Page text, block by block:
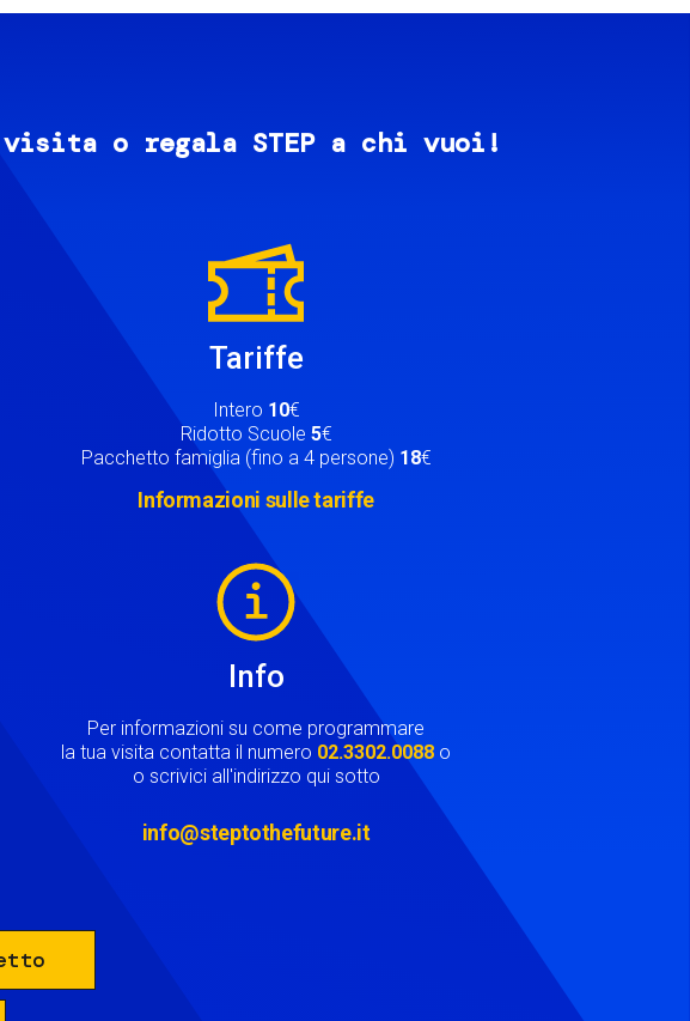
o regala STEP a chi vuoi!
Tariffe
Intero 10€
Ridotto Scuole 5€
Pacchetto famiglia (fino a 4 persone) 18€
Informazioni sulle tariffe
Info
Per informazioni su come programmare
la tua visita contatta il numero 02.3302.0088 o
o scrivici all'indirizzo qui sotto
info@steptothefuture.it